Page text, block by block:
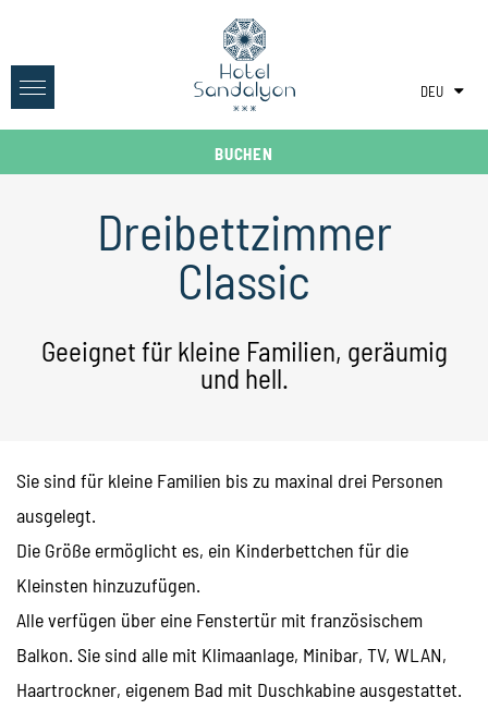
BUCHEN
ITA
DEU
Dreibettzimmer
Classic
Geeignet für kleine Familien, geräumig
und hell.
Sie sind für kleine Familien bis zu maxinal drei Personen
ausgelegt.
Die Größe ermöglicht es, ein Kinderbettchen für die
Kleinsten hinzuzufügen.
Alle verfügen über eine Fenstertür mit französischem
Balkon. Sie sind alle mit Klimaanlage, Minibar, TV, WLAN,
Haartrockner, eigenem Bad mit Duschkabine ausgestattet.